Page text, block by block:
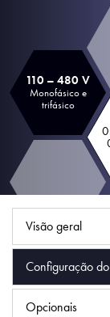
110 – 480 V
Monofásico e
trifásico
Visão geral
Configuração
Opcionais